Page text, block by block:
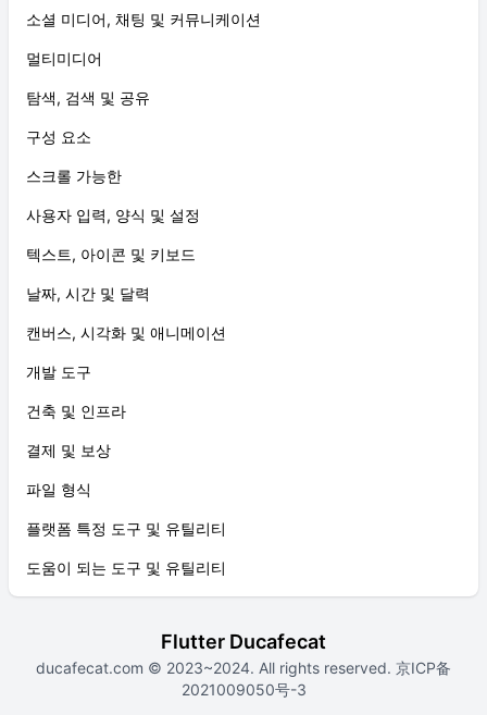
소셜 미디어, 채팅 및 커뮤니케이션
멀티미디어
탐색, 검색 및 공유
구성 요소
스크롤 가능한
사용자 입력, 양식 및 설정
텍스트, 아이콘 및 키보드
날짜, 시간 및 달력
캔버스, 시각화 및 애니메이션
개발 도구
건축 및 인프라
결제 및 보상
파일 형식
플랫폼 특정 도구 및 유틸리티
도움이 되는 도구 및 유틸리티
Flutter Ducafecat
ducafecat.com © 2023~2024. All rights reserved. 京ICP备
2021009050号-3